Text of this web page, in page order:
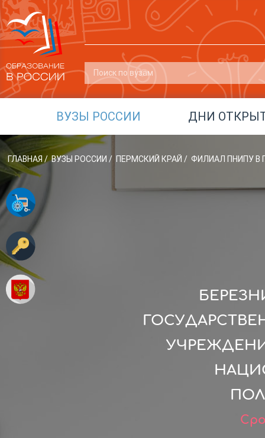
ВУЗЫ РОССИИ ДНИ
ГЛАВНАЯ / ВУЗЫ РОССИИ / ПЕРМСКИЙ КРАЙ / ФИЛИАЛ ПНИПУ В